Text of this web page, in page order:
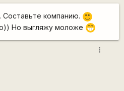
компанию.
:)
Но выгляжу моложе ;D
more_vert